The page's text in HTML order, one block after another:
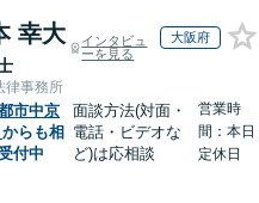
幸大
インタビュ
ーを見る
大阪府
律事務所
市中京
からも相
付中
面談方法(対面・
電話・ビデオな
ど)は応相談
営業時
間：本日
定休日